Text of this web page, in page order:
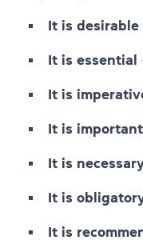
It is desirable
It is essential
It is
It is important
It is
It is
It is